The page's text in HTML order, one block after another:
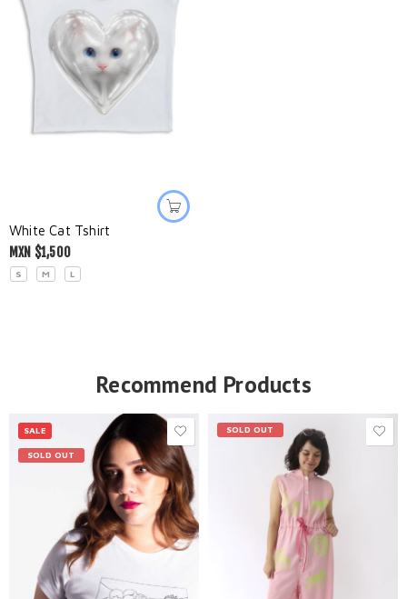
White Cat Tshirt
MXN $1,500
S M L
Recommend Products
SALE
SOLD OUT
SOLD OUT